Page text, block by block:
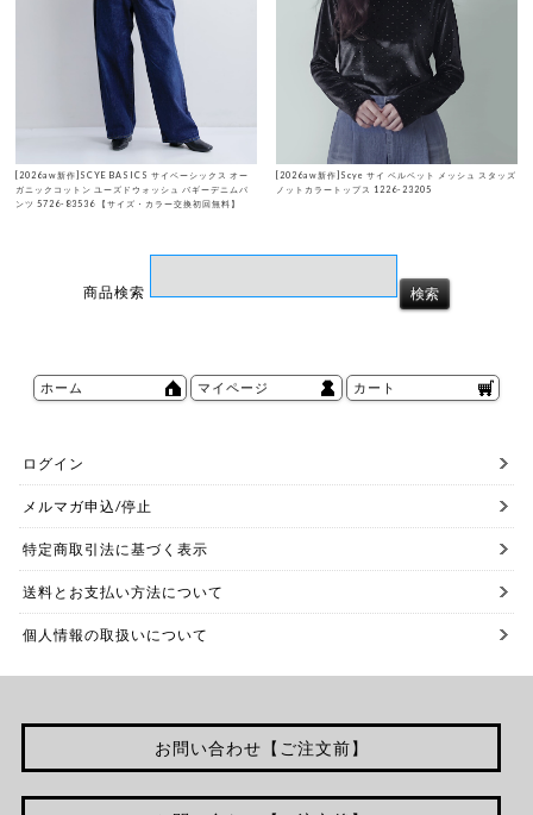
[2026aw新作]SCYE BASICS サイベーシックス オー
ガニックコットン ユーズドウォッシュ バギーデニムパ
ンツ 5726-83536 【サイズ・カラー交換初回無料】
[2026aw新作]Scye サイ ベルベット メッシュ スタッズ
ノットカラートップス 1226-23205
商品検索
ホーム マイページ カート
ログイン
メルマガ申込/停止
特定商取引法に基づく表示
送料とお支払い方法について
個人情報の取扱いについて
お問い合わせ【ご注文前】